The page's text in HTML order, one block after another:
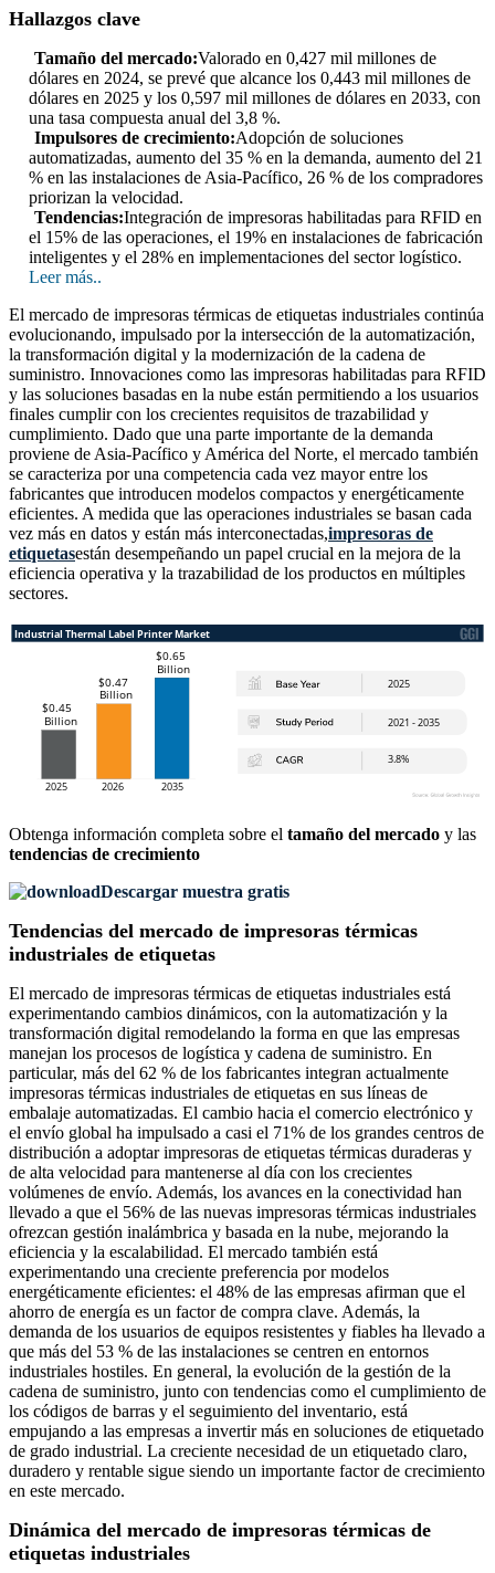
Hallazgos clave
Tamaño del mercado:Valorado en 0,427 mil millones de
dólares en 2024, se prevé que alcance los 0,443 mil millones de
dólares en 2025 y los 0,597 mil millones de dólares en 2033, con
una tasa compuesta anual del 3,8 %.
Impulsores de crecimiento:Adopción de soluciones
automatizadas, aumento del 35 % en la demanda, aumento del 21
% en las instalaciones de Asia-Pacífico, 26 % de los compradores
priorizan la velocidad.
Tendencias:Integración de impresoras habilitadas para RFID en
el 15% de las operaciones, el 19% en instalaciones de fabricación
inteligentes y el 28% en implementaciones del sector logístico.
Leer más..
El mercado de impresoras térmicas de etiquetas industriales continúa
evolucionando, impulsado por la intersección de la automatización,
la transformación digital y la modernización de la cadena de
suministro. Innovaciones como las impresoras habilitadas para RFID
y las soluciones basadas en la nube están permitiendo a los usuarios
finales cumplir con los crecientes requisitos de trazabilidad y
cumplimiento. Dado que una parte importante de la demanda
proviene de Asia-Pacífico y América del Norte, el mercado también
se caracteriza por una competencia cada vez mayor entre los
fabricantes que introducen modelos compactos y energéticamente
eficientes. A medida que las operaciones industriales se basan cada
vez más en datos y están más interconectadas,impresoras de
etiquetasestán desempeñando un papel crucial en la mejora de la
eficiencia operativa y la trazabilidad de los productos en múltiples
sectores.
Obtenga información completa sobre el tamaño del mercado y las
tendencias de crecimiento
Descargar muestra gratis
Tendencias del mercado de impresoras térmicas
industriales de etiquetas
El mercado de impresoras térmicas de etiquetas industriales está
experimentando cambios dinámicos, con la automatización y la
transformación digital remodelando la forma en que las empresas
manejan los procesos de logística y cadena de suministro. En
particular, más del 62 % de los fabricantes integran actualmente
impresoras térmicas industriales de etiquetas en sus líneas de
embalaje automatizadas. El cambio hacia el comercio electrónico y
el envío global ha impulsado a casi el 71% de los grandes centros de
distribución a adoptar impresoras de etiquetas térmicas duraderas y
de alta velocidad para mantenerse al día con los crecientes
volúmenes de envío. Además, los avances en la conectividad han
llevado a que el 56% de las nuevas impresoras térmicas industriales
ofrezcan gestión inalámbrica y basada en la nube, mejorando la
eficiencia y la escalabilidad. El mercado también está
experimentando una creciente preferencia por modelos
energéticamente eficientes: el 48% de las empresas afirman que el
ahorro de energía es un factor de compra clave. Además, la
demanda de los usuarios de equipos resistentes y fiables ha llevado a
que más del 53 % de las instalaciones se centren en entornos
industriales hostiles. En general, la evolución de la gestión de la
cadena de suministro, junto con tendencias como el cumplimiento de
los códigos de barras y el seguimiento del inventario, está
empujando a las empresas a invertir más en soluciones de etiquetado
de grado industrial. La creciente necesidad de un etiquetado claro,
duradero y rentable sigue siendo un importante factor de crecimiento
en este mercado.
Dinámica del mercado de impresoras térmicas de
etiquetas industriales